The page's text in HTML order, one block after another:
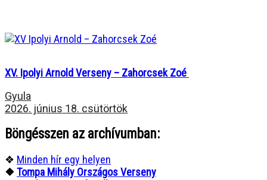
XV. Ipolyi Arnold Verseny – Zahorcsek Zoé
Gyula
2026. június 18. csütörtök
Böngésszen az archívumban:
❖ Minden hír egy helyen
❖Tompa Mihály Országos Verseny